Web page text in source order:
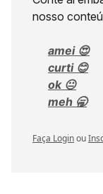
nosso
amei 😍
curti 😊
ok 😐
meh 🥱
Faça Loginou